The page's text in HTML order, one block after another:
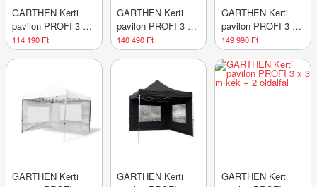
GARTHEN Kerti
pavilon PROFI 3 x
3 m + 4 oldalfallal
kék
114 190 Ft
GARTHEN Kerti
pavilon PROFI 3 x
3 m champagne + 4
oldalfal
140 490 Ft
GARTHEN Kerti
pavilon PROFI 3 x
3 m champagne + 4
oldalfal
149 990 Ft
GARTHEN Kerti
GARTHEN Kerti
GARTHEN Kerti